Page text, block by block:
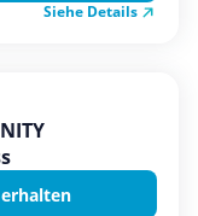
Siehe Details